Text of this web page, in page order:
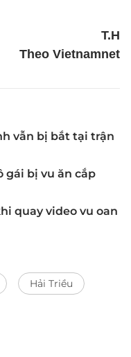
T.H
Theo Vietnamnet
vẫn bị bắt tại trận
gái bị vu ăn cắp
quay video vu oan
Hải Triều